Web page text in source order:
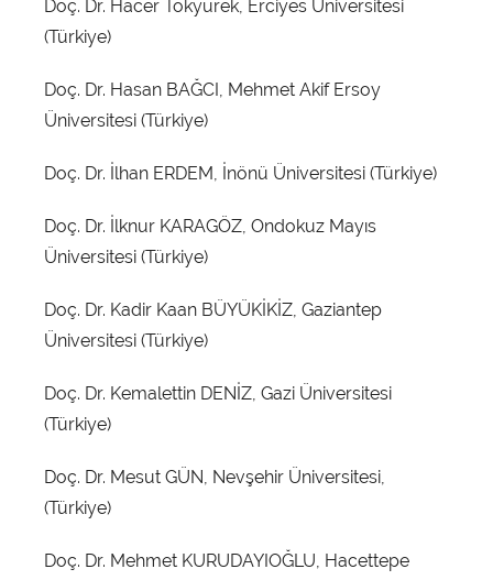
Doç. Dr. Hacer Tokyürek, Erciyes Üniversitesi
(Türkiye)
Doç. Dr. Hasan BAĞCI, Mehmet Akif Ersoy
Üniversitesi (Türkiye)
Doç. Dr. İlhan ERDEM, İnönü Üniversitesi (Türkiye)
Doç. Dr. İlknur KARAGÖZ, Ondokuz Mayıs
Üniversitesi (Türkiye)
Doç. Dr. Kadir Kaan BÜYÜKİKİZ, Gaziantep
Üniversitesi (Türkiye)
Doç. Dr. Kemalettin DENİZ, Gazi Üniversitesi
(Türkiye)
Doç. Dr. Mesut GÜN, Nevşehir Üniversitesi,
(Türkiye)
Doç. Dr. Mehmet KURUDAYIOĞLU, Hacettepe